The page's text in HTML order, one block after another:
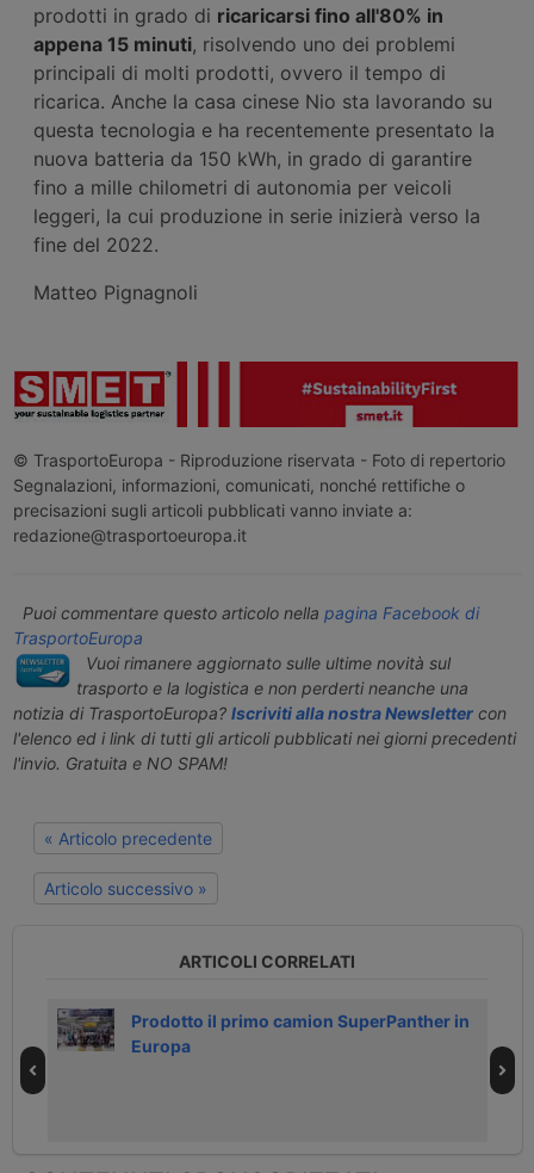
prodotti in grado di ricaricarsi fino all'80% in
appena 15 minuti, risolvendo uno dei problemi
principali di molti prodotti, ovvero il tempo di
ricarica. Anche la casa cinese Nio sta lavorando su
questa tecnologia e ha recentemente presentato la
nuova batteria da 150 kWh, in grado di garantire
fino a mille chilometri di autonomia per veicoli
leggeri, la cui produzione in serie inizierà verso la
fine del 2022.
Matteo Pignagnoli
© TrasportoEuropa - Riproduzione riservata - Foto di repertorio
Segnalazioni, informazioni, comunicati, nonché rettifiche o
precisazioni sugli articoli pubblicati vanno inviate a:
redazione@trasportoeuropa.it
Puoi commentare questo articolo nella pagina Facebook di
TrasportoEuropa
Vuoi rimanere aggiornato sulle ultime novità sul
trasporto e la logistica e non perderti neanche una
notizia di TrasportoEuropa? Iscriviti alla nostra Newslettercon
l'elenco ed i link di tutti gli articoli pubblicati nei giorni precedenti
l'invio. Gratuita e NO SPAM!
« Articolo precedente
Articolo successivo »
ARTICOLI CORRELATI
Prodotto il primo camion SuperPanther in
Europa